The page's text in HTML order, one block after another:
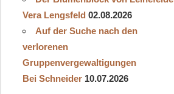
Vera Lengsfeld 02.08.2026
Auf der Suche nach den
verlorenen
Gruppenvergewaltigungen
Bei Schneider 10.07.2026